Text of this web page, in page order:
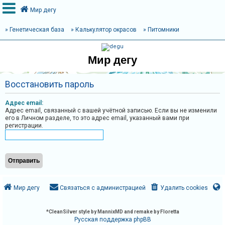
о
д
Р
и
с
т
Мир дегу
» Генетическая база » Калькулятор окрасов » Питомники
Мир дегу
Восстановить пароль
Адрес email:
Адрес email, связанный с вашей учётной записью. Если вы не изменили
его в Личном разделе, то это адрес email, указанный вами при
регистрации.
Мир дегу Удалить cookies
Связаться с администрацией
*CleanSilver style by MannixMD and remake by Floretta
Русская поддержка phpBB